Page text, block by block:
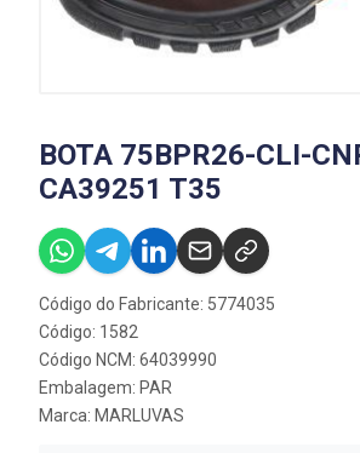
BOTA 75BPR26-CLI-
CA39251 T35
Código do Fabricante: 5774035
Código: 1582
Código NCM: 64039990
Embalagem: PAR
Marca: MARLUVAS